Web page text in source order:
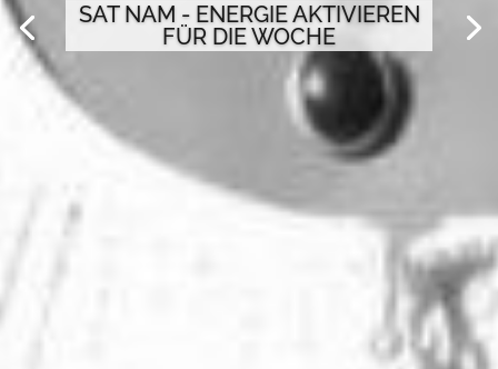
SAT NAM - ENERGIE AKTIVIEREN
FÜR DIE WOCHE